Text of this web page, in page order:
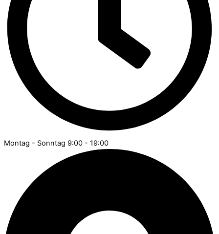
Montag - Sonntag 9:00 - 19:00